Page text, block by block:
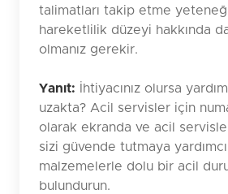
talimatları takip etme
hareketlilik düzeyi hakkında
olmanız gerekir.
Yanıt: İhtiyacınız olursa
uzakta? Acil servisler için
olarak ekranda ve acil
sizi güvende tutmaya
malzemelerle dolu bir acil
bulundurun.